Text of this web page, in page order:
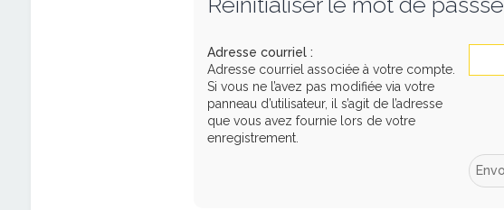
Adresse courriel :
Adresse courriel associée à votre compte.
Si vous ne l’avez pas modifiée via votre
panneau d’utilisateur, il s’agit de l’adresse
que vous avez fournie lors de votre
enregistrement.